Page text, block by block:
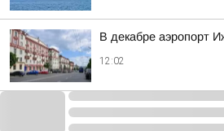
В декабре аэропорт
12:02